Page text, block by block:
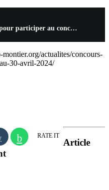
Derniere ligne droite pour participer au concours photo du Festival de Montier !
actualites/concours-
30-avril-2024/
RATE IT
Article